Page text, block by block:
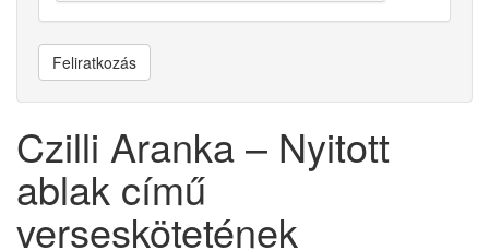
Feliratkozás
Czilli Aranka – Nyitott
ablak című
verseskötetének